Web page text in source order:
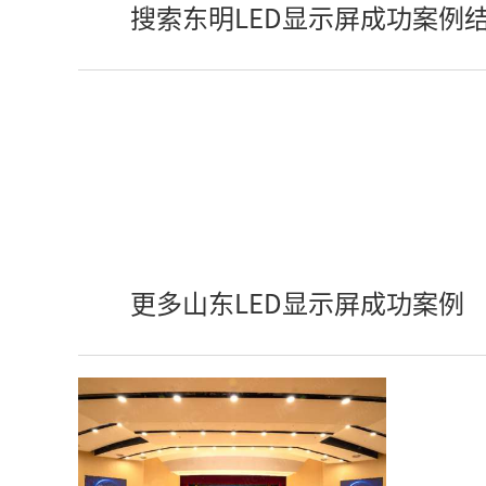
搜索东明LED显示屏成功案例
更多山东LED显示屏成功案例